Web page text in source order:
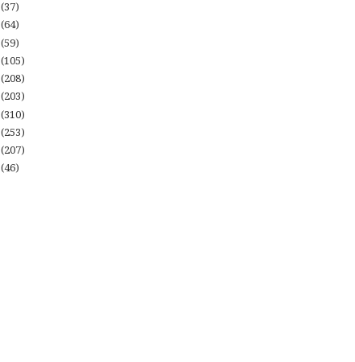
(37)
(64)
(59)
(105)
(208)
(203)
(310)
(253)
(207)
(46)